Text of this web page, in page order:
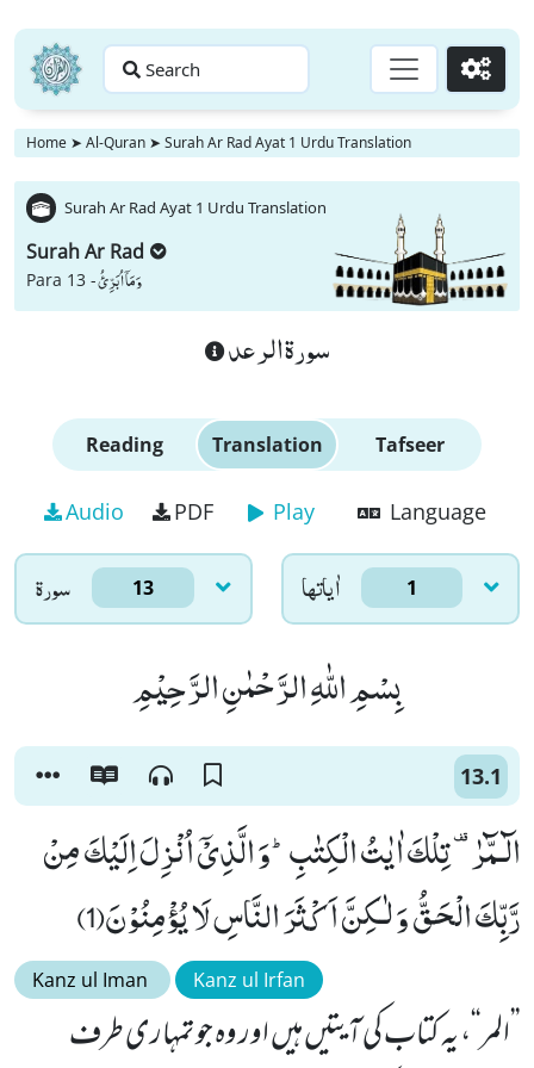
Search Go
Home ➤ Al-Quran ➤ Surah Ar Rad Ayat 1 Urdu Translation
Surah Ar Rad Ayat 1 Urdu Translation
Surah Ar Rad
Para 13 -وَ مَاۤ اُبَرِّئُ
سورة الرعد
Reading Translation Tafseer
Audio PDF Play Language
سورۃ 13 اٰياتها 1
بِسْمِ اللّٰهِ الرَّحْمٰنِ الرَّحِیْمِ
13.1
الٓـمّٓرٰ- تِلْكَ اٰیٰتُ الْكِتٰبِؕ-وَ الَّذِیْۤ اُنْزِلَ اِلَیْكَ مِنْ
رَّبِّكَ الْحَقُّ وَ لٰـكِنَّ اَكْثَرَ النَّاسِ لَا یُؤْمِنُوْنَ(1)
Kanz ul Iman Kanz ul Irfan
’’المر‘‘، یہ کتاب کی آیتیں ہیں اور وہ جو تمہاری طرف